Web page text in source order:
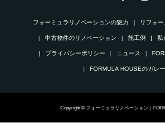
フォーミュラリノベーションの魅力 リフォ
中古物件のリノベーション 施工例 私
プライバシーポリシー ニュース
FORMULA HOUSEのガレ
Copyright © フォーミュラリノベーション｜